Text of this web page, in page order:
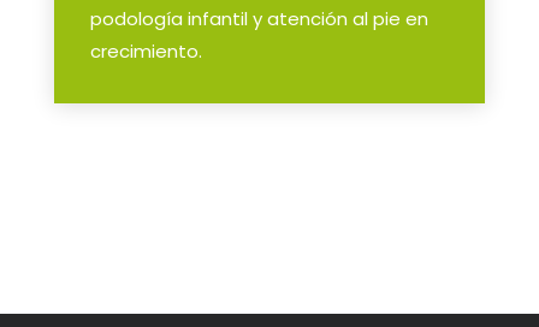
podología infantil y atención al pie en
crecimiento.